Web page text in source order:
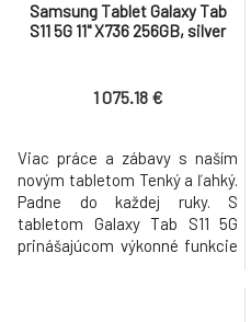
Samsung Tablet Galaxy Tab
S11 5G 11" X736 256GB, silver
1 075.18 €
Viac práce a zábavy s naším
novým tabletom Tenký a ľahký.
Padne do každej ruky. S
tabletom Galaxy Tab S11 5G
prinášajúcom výkonné funkcie